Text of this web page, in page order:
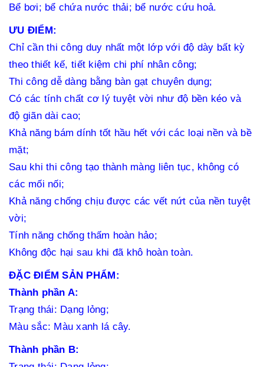
Bể bơi; bể chứa nước thải; bể nước cứu hoả.
ƯU ĐIỂM:
Chỉ cần thi công duy nhất một lớp với độ dày bất kỳ
theo thiết kế, tiết kiệm chi phí nhân công;
Thi công dễ dàng bằng bàn gạt chuyên dụng;
Có các tính chất cơ lý tuyệt vời như độ bền kéo và
độ giãn dài cao;
Khả năng bám dính tốt hầu hết với các loại nền và bề
mặt;
Sau khi thi công tạo thành màng liên tục, không có
các mối nối;
Khả năng chống chịu được các vết nứt của nền tuyệt
vời;
Tính năng chống thấm hoàn hảo;
Không độc hại sau khi đã khô hoàn toàn.
ĐẶC ĐIỂM SẢN PHẨM:
Thành phần A:
Trạng thái: Dạng lỏng;
Màu sắc: Màu xanh lá cây.
Thành phần B: